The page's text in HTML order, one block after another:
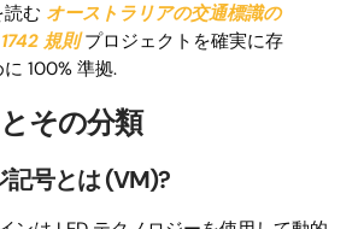
む オーストラリアの交通標識の
規則プロジェクトを確実に存
100% 準拠.
その分類
号とは (VM)?